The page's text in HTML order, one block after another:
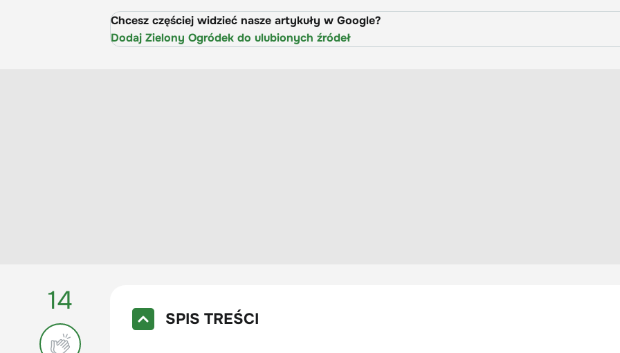
Chcesz częściej widzieć nasze artykuły w Google?
Dodaj Zielony Ogródek do ulubionych źródeł
14
SPIS TREŚCI